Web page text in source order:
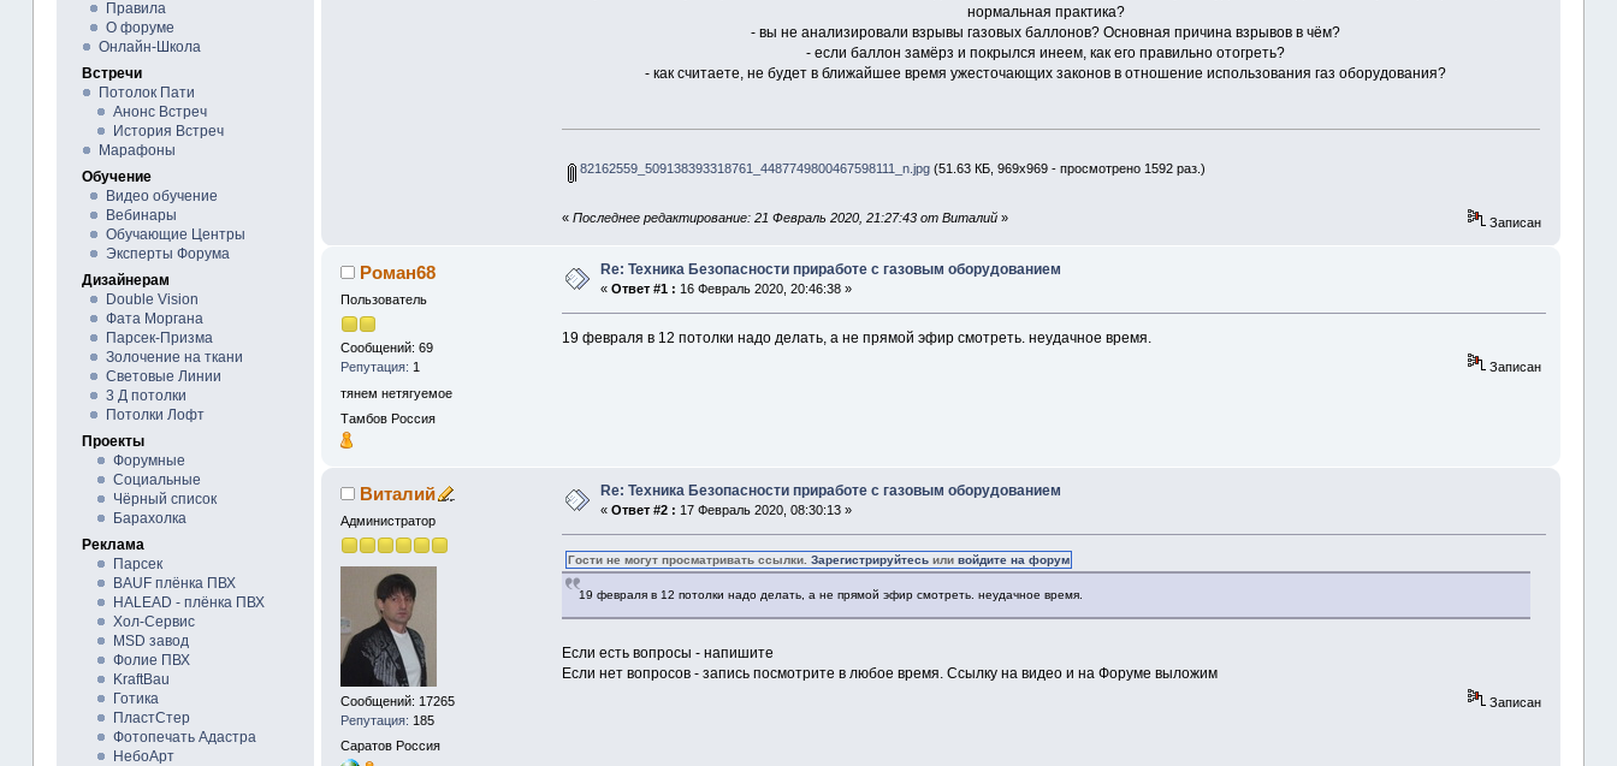
Правила
О форуме
Онлайн-Школа
Встречи
Потолок Пати
Анонс Встреч
История Встреч
Марафоны
Обучение
Видео обучение
Вебинары
Обучающие Центры
Эксперты Форума
Дизайнерам
Double Vision
Фата Моргана
Парсек-Призма
Золочение на ткани
Световые Линии
3 Д потолки
Потолки Лофт
Проекты
Форумные
Социальные
Чёрный список
Барахолка
Реклама
Парсек
BAUF плёнка ПВХ
HALEAD - плёнка ПВХ
Хол-Сервис
MSD завод
Фолие ПВХ
KraftBau
Готика
ПластСтер
Фотопечать Адастра
НебоАрт
нормальная практика?
- вы не анализировали взрывы газовых баллонов? Основная причина взрывов в чём?
- если баллон замёрз и покрылся инеем, как его правильно отогреть?
- как считаете, не будет в ближайшее время ужесточающих законов в отношение использования газ оборудования?
82162559_509138393318761_4487749800467598111_n.jpg(51.63 КБ, 969x969 - просмотрено 1592 раз.)
« Последнее редактирование: 21 Февраль 2020, 21:27:43 от Виталий» Записан
Роман68
Пользователь
Сообщений: 69
Репутация: 1
тянем нетягуемое
Тамбов Россия
Re: Техника Безопасности приработе с газовым оборудованием
« Ответ #1 : 16 Февраль 2020, 20:46:38 »
19 февраля в 12 потолки надо делать, а не прямой эфир смотреть. неудачное время.
Записан
Виталий
Администратор
Сообщений: 17265
Репутация: 185
Саратов Россия
Re: Техника Безопасности приработе с газовым оборудованием
« Ответ #2 : 17 Февраль 2020, 08:30:13 »
Гости не могут просматривать ссылки. Зарегистрируйтесьили войдите на форум
19 февраля в 12 потолки надо делать, а не прямой эфир смотреть. неудачное время.
Если есть вопросы - напишите
Если нет вопросов - запись посмотрите в любое время. Ссылку на видео и на Форуме выложим
Записан